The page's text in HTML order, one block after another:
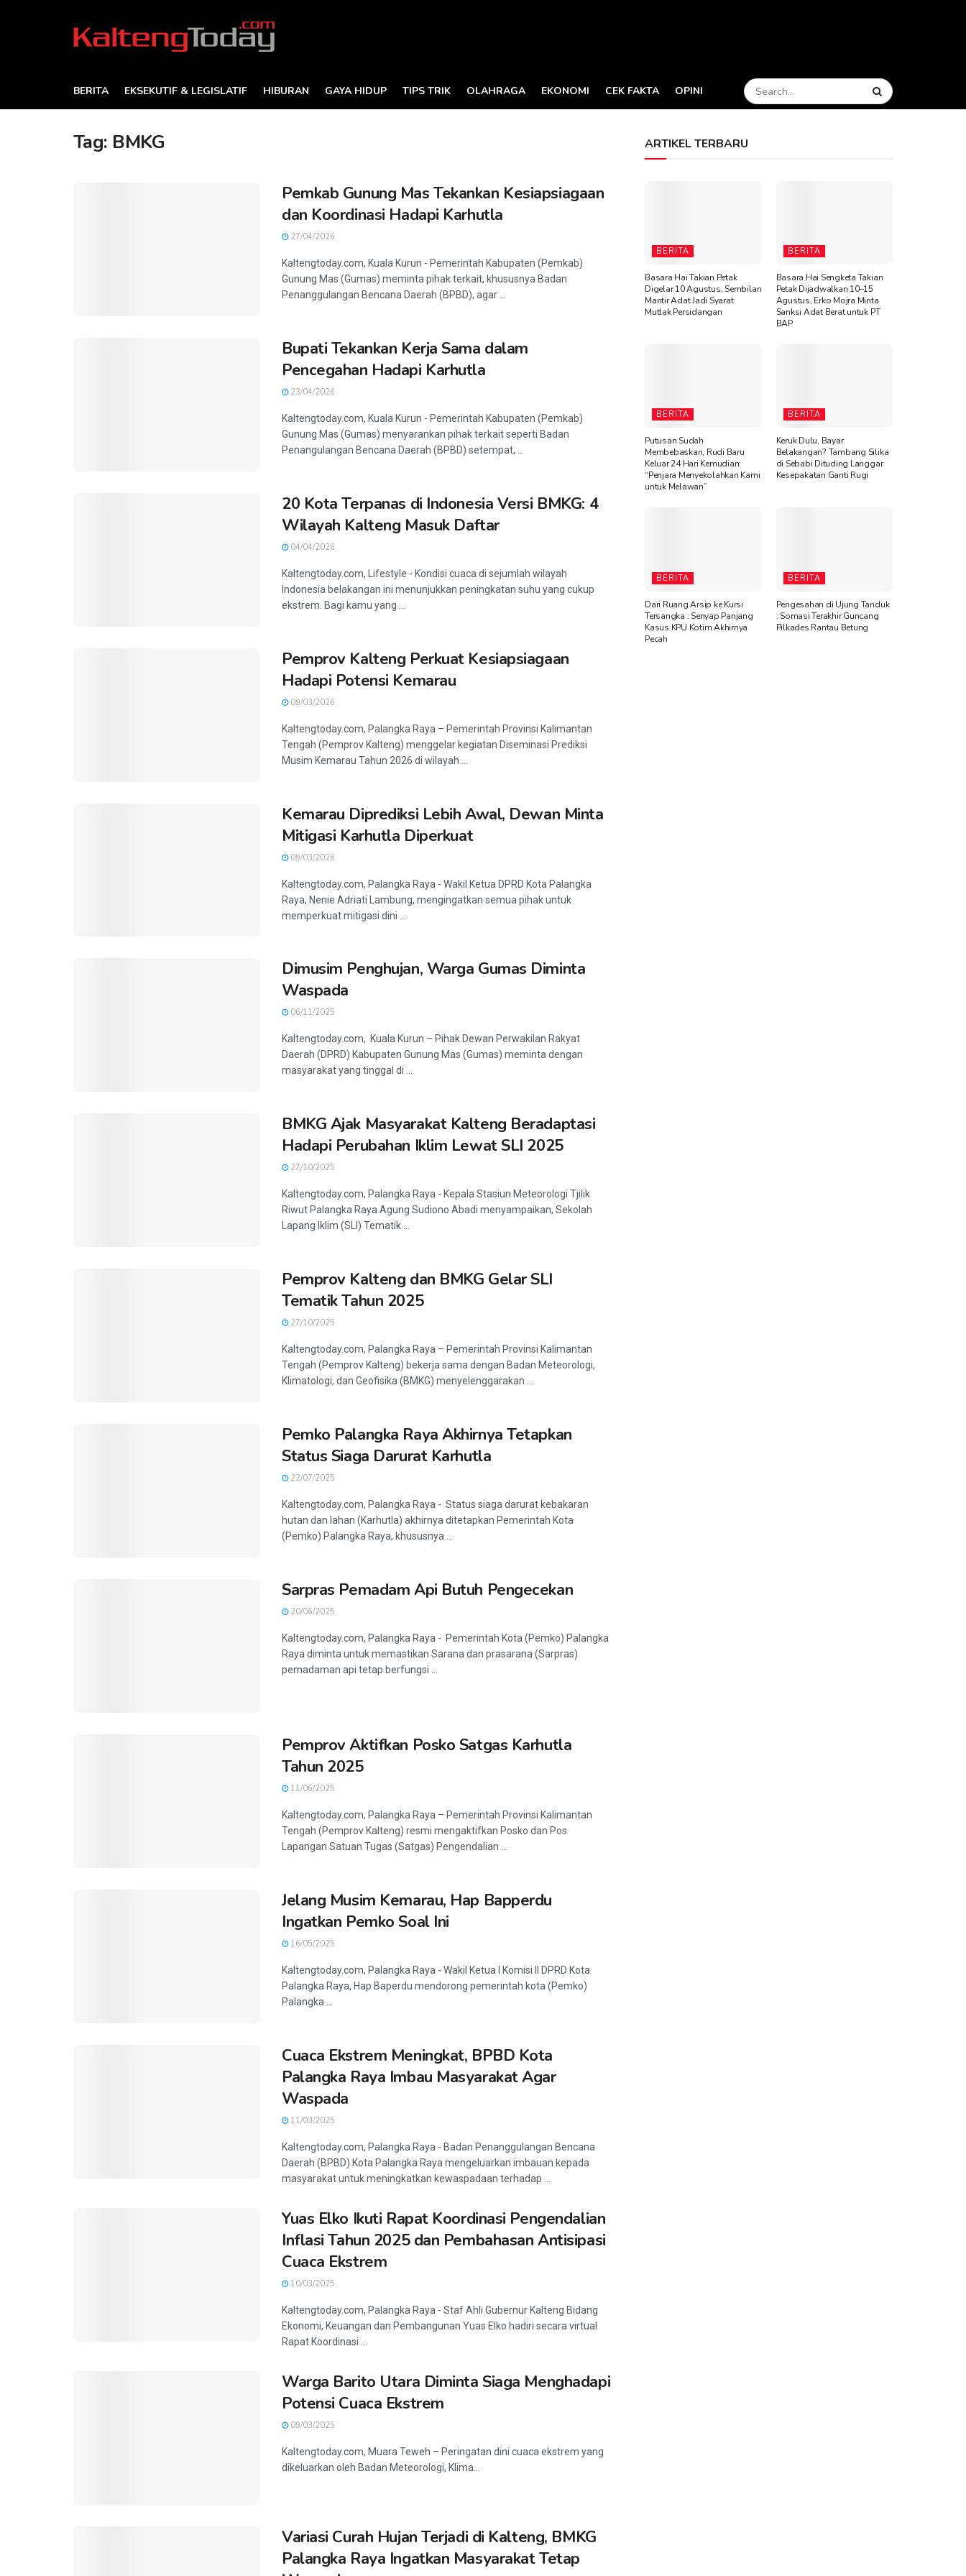
BERITA EKSEKUTIF & LEGISLATIF HIBURAN GAYA HIDUP TIPS TRIK OLAHRAGA EKONOMI CEK FAKTA OPINI
Tag: BMKG
Pemkab Gunung Mas Tekankan Kesiapsiagaan
dan Koordinasi Hadapi Karhutla
27/04/2026
Kaltengtoday.com, Kuala Kurun - Pemerintah Kabupaten (Pemkab)
Gunung Mas (Gumas) meminta pihak terkait, khususnya Badan
Penanggulangan Bencana Daerah (BPBD), agar ...
Bupati Tekankan Kerja Sama dalam
Pencegahan Hadapi Karhutla
23/04/2026
Kaltengtoday.com, Kuala Kurun - Pemerintah Kabupaten (Pemkab)
Gunung Mas (Gumas) menyarankan pihak terkait seperti Badan
Penangulangan Bencana Daerah (BPBD) setempat, ...
20 Kota Terpanas di Indonesia Versi BMKG: 4
Wilayah Kalteng Masuk Daftar
04/04/2026
Kaltengtoday.com, Lifestyle - Kondisi cuaca di sejumlah wilayah
Indonesia belakangan ini menunjukkan peningkatan suhu yang cukup
ekstrem. Bagi kamu yang ...
Pemprov Kalteng Perkuat Kesiapsiagaan
Hadapi Potensi Kemarau
09/03/2026
Kaltengtoday.com, Palangka Raya – Pemerintah Provinsi Kalimantan
Tengah (Pemprov Kalteng) menggelar kegiatan Diseminasi Prediksi
Musim Kemarau Tahun 2026 di wilayah ...
Kemarau Diprediksi Lebih Awal, Dewan Minta
Mitigasi Karhutla Diperkuat
09/03/2026
Kaltengtoday.com, Palangka Raya - Wakil Ketua DPRD Kota Palangka
Raya, Nenie Adriati Lambung, mengingatkan semua pihak untuk
memperkuat mitigasi dini ...
Dimusim Penghujan, Warga Gumas Diminta
Waspada
06/11/2025
Kaltengtoday.com, Kuala Kurun – Pihak Dewan Perwakilan Rakyat
Daerah (DPRD) Kabupaten Gunung Mas (Gumas) meminta dengan
masyarakat yang tinggal di ...
BMKG Ajak Masyarakat Kalteng Beradaptasi
Hadapi Perubahan Iklim Lewat SLI 2025
27/10/2025
Kaltengtoday.com, Palangka Raya - Kepala Stasiun Meteorologi Tjilik
Riwut Palangka Raya Agung Sudiono Abadi menyampaikan, Sekolah
Lapang Iklim (SLI) Tematik ...
Pemprov Kalteng dan BMKG Gelar SLI
Tematik Tahun 2025
27/10/2025
Kaltengtoday.com, Palangka Raya – Pemerintah Provinsi Kalimantan
Tengah (Pemprov Kalteng) bekerja sama dengan Badan Meteorologi,
Klimatologi, dan Geofisika (BMKG) menyelenggarakan ...
Pemko Palangka Raya Akhirnya Tetapkan
Status Siaga Darurat Karhutla
22/07/2025
Kaltengtoday.com, Palangka Raya - Status siaga darurat kebakaran
hutan dan lahan (Karhutla) akhirnya ditetapkan Pemerintah Kota
(Pemko) Palangka Raya, khususnya ...
Sarpras Pemadam Api Butuh Pengecekan
20/06/2025
Kaltengtoday.com, Palangka Raya - Pemerintah Kota (Pemko) Palangka
Raya diminta untuk memastikan Sarana dan prasarana (Sarpras)
pemadaman api tetap berfungsi ...
Pemprov Aktifkan Posko Satgas Karhutla
Tahun 2025
11/06/2025
Kaltengtoday.com, Palangka Raya – Pemerintah Provinsi Kalimantan
Tengah (Pemprov Kalteng) resmi mengaktifkan Posko dan Pos
Lapangan Satuan Tugas (Satgas) Pengendalian ...
Jelang Musim Kemarau, Hap Bapperdu
Ingatkan Pemko Soal Ini
16/05/2025
Kaltengtoday.com, Palangka Raya - Wakil Ketua I Komisi II DPRD Kota
Palangka Raya, Hap Baperdu mendorong pemerintah kota (Pemko)
Palangka ...
Cuaca Ekstrem Meningkat, BPBD Kota
Palangka Raya Imbau Masyarakat Agar
Waspada
11/03/2025
Kaltengtoday.com, Palangka Raya - Badan Penanggulangan Bencana
Daerah (BPBD) Kota Palangka Raya mengeluarkan imbauan kepada
masyarakat untuk meningkatkan kewaspadaan terhadap ...
Yuas Elko Ikuti Rapat Koordinasi Pengendalian
Inflasi Tahun 2025 dan Pembahasan Antisipasi
Cuaca Ekstrem
10/03/2025
Kaltengtoday.com, Palangka Raya - Staf Ahli Gubernur Kalteng Bidang
Ekonomi, Keuangan dan Pembangunan Yuas Elko hadiri secara virtual
Rapat Koordinasi ...
Warga Barito Utara Diminta Siaga Menghadapi
Potensi Cuaca Ekstrem
09/03/2025
Kaltengtoday.com, Muara Teweh – Peringatan dini cuaca ekstrem yang
dikeluarkan oleh Badan Meteorologi, Klima...
Variasi Curah Hujan Terjadi di Kalteng, BMKG
Palangka Raya Ingatkan Masyarakat Tetap
ARTIKEL TERBARU
BERITA
Basara Hai Takian Petak
Digelar 10 Agustus, Sembilan
Mantir Adat Jadi Syarat
Mutlak Persidangan
BERITA
Basara Hai Sengketa Takian
Petak Dijadwalkan 10–15
Agustus, Erko Mojra Minta
Sanksi Adat Berat untuk PT
BAP
BERITA
Putusan Sudah
Membebaskan, Rudi Baru
Keluar 24 Hari Kemudian:
“Penjara Menyekolahkan Kami
untuk Melawan”
BERITA
Keruk Dulu, Bayar
Belakangan? Tambang Silika
di Sebabi Dituding Langgar
Kesepakatan Ganti Rugi
BERITA
Dari Ruang Arsip ke Kursi
Tersangka : Senyap Panjang
Kasus KPU Kotim Akhirnya
Pecah
BERITA
Pengesahan di Ujung Tanduk
: Somasi Terakhir Guncang
Pilkades Rantau Betung